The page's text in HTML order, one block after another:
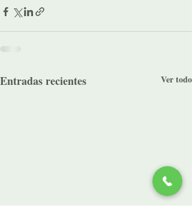
Entradas recientes Ver todo